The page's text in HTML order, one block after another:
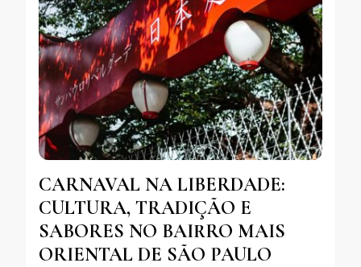
CARNAVAL NA LIBERDADE:
CULTURA, TRADIÇÃO E
SABORES NO BAIRRO MAIS
ORIENTAL DE SÃO PAULO